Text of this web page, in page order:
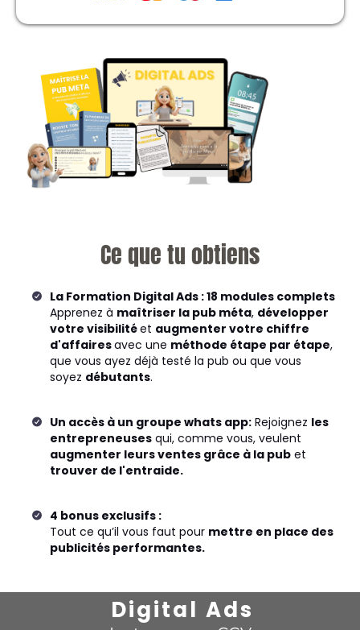
Ce que tu obtiens
La Formation Digital Ads : 18 modules complets
Apprenez à maîtriser la pub méta, développer
votre visibilitéet augmenter votre chiffre
d'affairesavec une méthode étape par étape,
que vous ayez déjà testé la pub ou que vous
soyez débutants.
Un accès à un groupe whats app: Rejoignez les
entrepreneuses qui, comme vous, veulent
augmenter leurs ventes grâce à la pub et
trouver de l'entraide.
4 bonus exclusifs :
Tout ce qu’il vous faut pour mettre en place des
publicités performantes.
Digital Ads